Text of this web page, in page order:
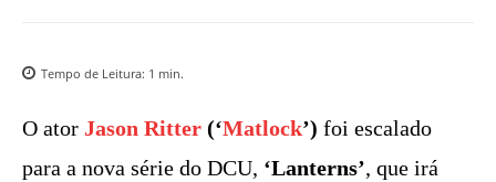
Tempo de Leitura: 1 min.
O ator Jason Ritter (‘Matlock’) foi escalado
para a nova série do DCU, ‘Lanterns’, que irá